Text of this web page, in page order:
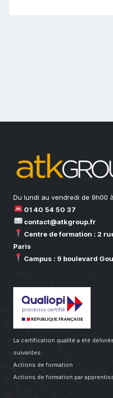
Du lundi au vendredi de 9h00
01 40 54 50 37
contact@atkgroup.fr
Centre de formation : 2
Paris
Campus : 9 boulevard
La certification qualité a été
suivantes
Actions de formation
Actions de formation par